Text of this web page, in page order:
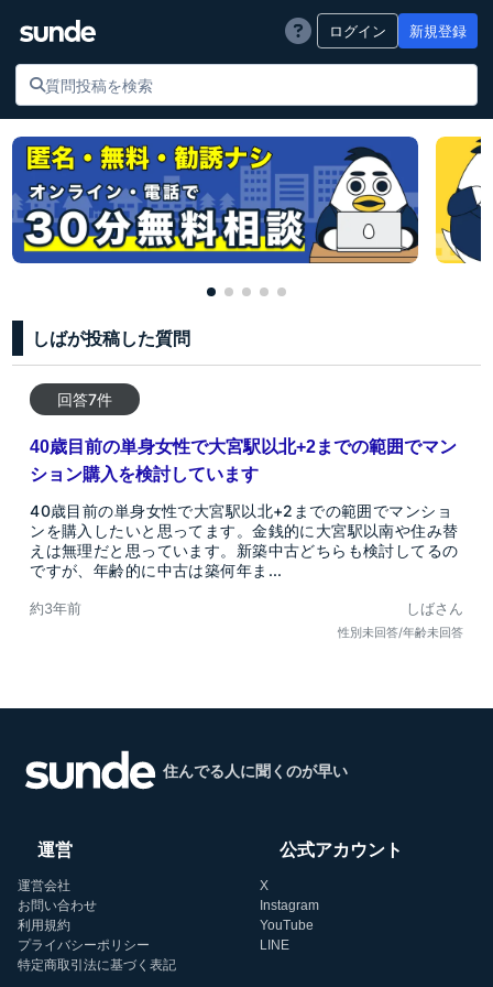
ログイン 新規登録
しばが投稿した質問
回答7件
40歳目前の単身女性で大宮駅以北+2までの範囲でマン
ション購入を検討しています
40歳目前の単身女性で大宮駅以北+2までの範囲でマンショ
ンを購入したいと思ってます。金銭的に大宮駅以南や住み替
えは無理だと思っています。新築中古どちらも検討してるの
ですが、年齢的に中古は築何年ま...
約3年前 しばさん
性別未回答/年齢未回答
住んでる人に聞くのが早い
運営
運営会社
お問い合わせ
利用規約
プライバシーポリシー
特定商取引法に基づく表記
公式アカウント
X
Instagram
YouTube
LINE